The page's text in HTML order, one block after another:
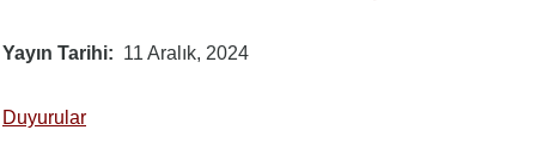
Yayın Tarihi 11 Aralık, 2024
Duyurular